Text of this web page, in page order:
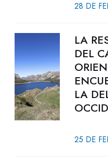
28 DE
LA
DEL
LA
25 DE